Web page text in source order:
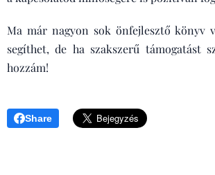
Ma már nagyon sok önfejlesztő könyv
segíthet, de ha szakszerű támogatást
hozzám!
Share